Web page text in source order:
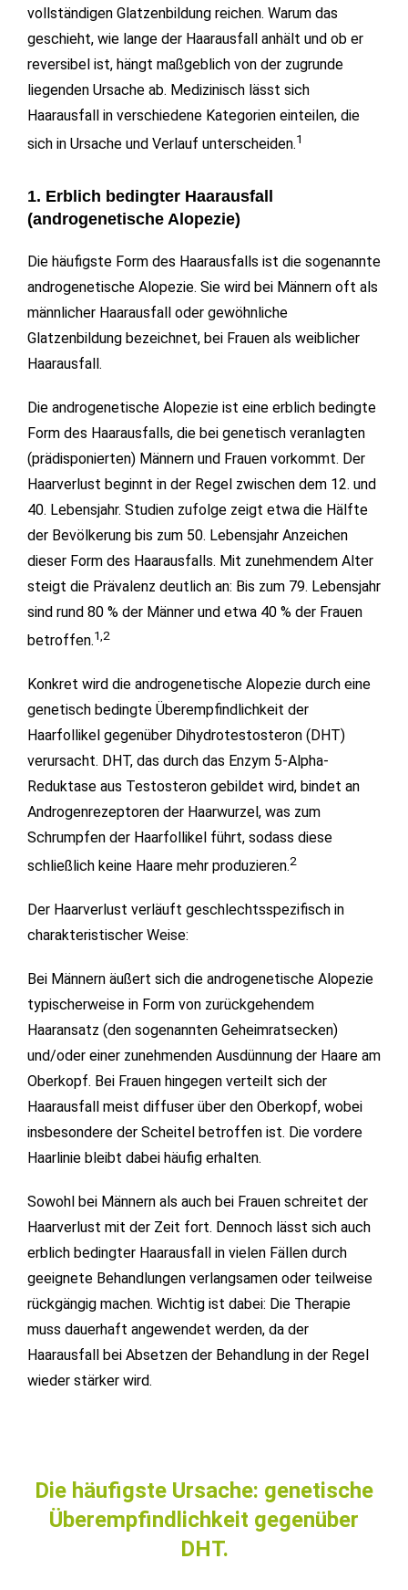
vollständigen Glatzenbildung reichen. Warum das
geschieht, wie lange der Haarausfall anhält und ob er
reversibel ist, hängt maßgeblich von der zugrunde
liegenden Ursache ab. Medizinisch lässt sich
Haarausfall in verschiedene Kategorien einteilen, die
sich in Ursache und Verlauf unterscheiden.1
1. Erblich bedingter Haarausfall
(androgenetische Alopezie)
Die häufigste Form des Haarausfalls ist die sogenannte
androgenetische Alopezie. Sie wird bei Männern oft als
männlicher Haarausfall oder gewöhnliche
Glatzenbildung bezeichnet, bei Frauen als weiblicher
Haarausfall.
Die androgenetische Alopezie ist eine erblich bedingte
Form des Haarausfalls, die bei genetisch veranlagten
(prädisponierten) Männern und Frauen vorkommt. Der
Haarverlust beginnt in der Regel zwischen dem 12. und
40. Lebensjahr. Studien zufolge zeigt etwa die Hälfte
der Bevölkerung bis zum 50. Lebensjahr Anzeichen
dieser Form des Haarausfalls. Mit zunehmendem Alter
steigt die Prävalenz deutlich an: Bis zum 79. Lebensjahr
sind rund 80 % der Männer und etwa 40 % der Frauen
betroffen.1,2
Konkret wird die androgenetische Alopezie durch eine
genetisch bedingte Überempfindlichkeit der
Haarfollikel gegenüber Dihydrotestosteron (DHT)
verursacht. DHT, das durch das Enzym 5-Alpha-
Reduktase aus Testosteron gebildet wird, bindet an
Androgenrezeptoren der Haarwurzel, was zum
Schrumpfen der Haarfollikel führt, sodass diese
schließlich keine Haare mehr produzieren.2
Der Haarverlust verläuft geschlechtsspezifisch in
charakteristischer Weise:
Bei Männern äußert sich die androgenetische Alopezie
typischerweise in Form von zurückgehendem
Haaransatz (den sogenannten Geheimratsecken)
und/oder einer zunehmenden Ausdünnung der Haare am
Oberkopf. Bei Frauen hingegen verteilt sich der
Haarausfall meist diffuser über den Oberkopf, wobei
insbesondere der Scheitel betroffen ist. Die vordere
Haarlinie bleibt dabei häufig erhalten.
Sowohl bei Männern als auch bei Frauen schreitet der
Haarverlust mit der Zeit fort. Dennoch lässt sich auch
erblich bedingter Haarausfall in vielen Fällen durch
geeignete Behandlungen verlangsamen oder teilweise
rückgängig machen. Wichtig ist dabei: Die Therapie
muss dauerhaft angewendet werden, da der
Haarausfall bei Absetzen der Behandlung in der Regel
wieder stärker wird.
Die häufigste Ursache: genetische
Überempfindlichkeit gegenüber
DHT.